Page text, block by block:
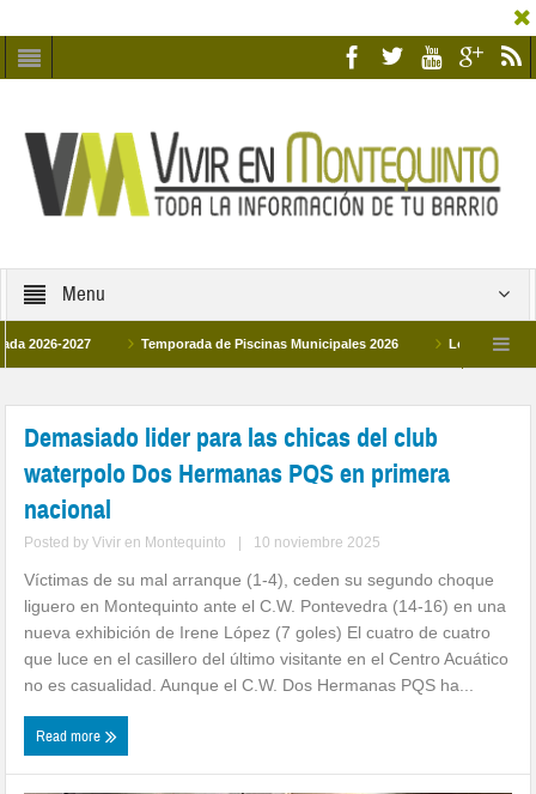
Menu
2027 Temporada de Piscinas Municipales 2026 Los Campus de
Demasiado lider para las chicas del club
waterpolo Dos Hermanas PQS en primera
nacional
Posted byVivir en Montequinto 10 noviembre 2025
Víctimas de su mal arranque (1-4), ceden su segundo choque
liguero en Montequinto ante el C.W. Pontevedra (14-16) en una
nueva exhibición de Irene López (7 goles) El cuatro de cuatro
que luce en el casillero del último visitante en el Centro Acuático
no es casualidad. Aunque el C.W. Dos Hermanas PQS ha...
Read more